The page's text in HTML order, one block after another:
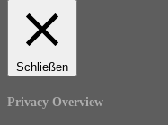
Schließen
Privacy Overview